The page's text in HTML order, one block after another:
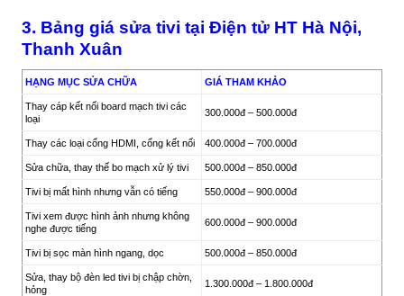
3. Bảng giá sửa tivi tại Điện tử HT Hà Nội,
Thanh Xuân
HẠNG MỤC SỬA CHỮA GIÁ THAM KHẢO
Thay cáp kết nối board mạch tivi các
loại
300.000đ – 500.000đ
Thay các loại cổng HDMI, cổng kết nối 400.000đ – 700.000đ
Sửa chữa, thay thế bo mạch xử lý tivi 500.000đ – 850.000đ
Tivi bị mất hình nhưng vẫn có tiếng 550.000đ – 900.000đ
Tivi xem được hình ảnh nhưng không
nghe được tiếng
600.000đ – 900.000đ
Tivi bị sọc màn hình ngang, dọc 500.000đ – 850.000đ
Sửa, thay bộ đèn led tivi bị chập chờn,
hỏng
1.300.000đ – 1.800.000đ